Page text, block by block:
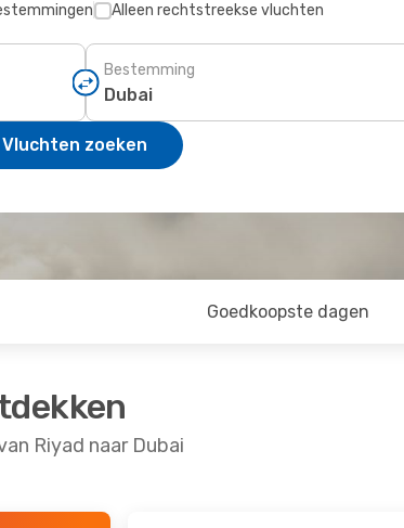
Alleen rechtstreekse vluchten
Bestemming
Vluchten zoeken
Goedkoopste dagen
Riyad naar Dubai